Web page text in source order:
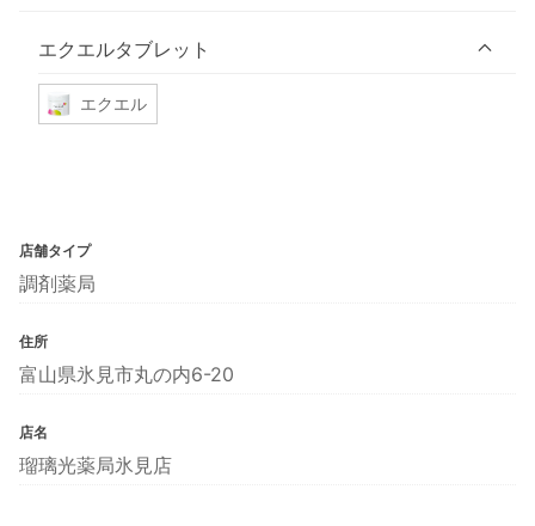
エクエルタブレット
エクエル
店舗タイプ
調剤薬局
住所
富山県氷見市丸の内6-20
店名
瑠璃光薬局氷見店